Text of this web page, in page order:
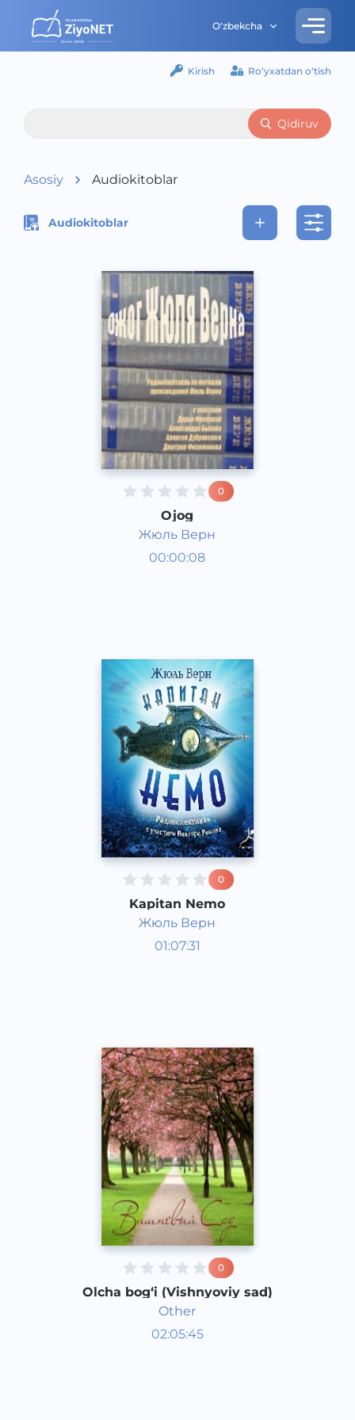
O‘zbekcha
Kirish Ro‘yxatdan o‘tish
Qidiruv
Asosiy Audiokitoblar
Audiokitoblar
0
Ojog
Жюль Верн
00:00:08
Radiospektakllar
0
Kapitan Nemo
Жюль Верн
01:07:31
Radiospektakllar
0
Olcha bog‘i (Vishnyoviy sad)
Other
02:05:45
Radiospektakllar